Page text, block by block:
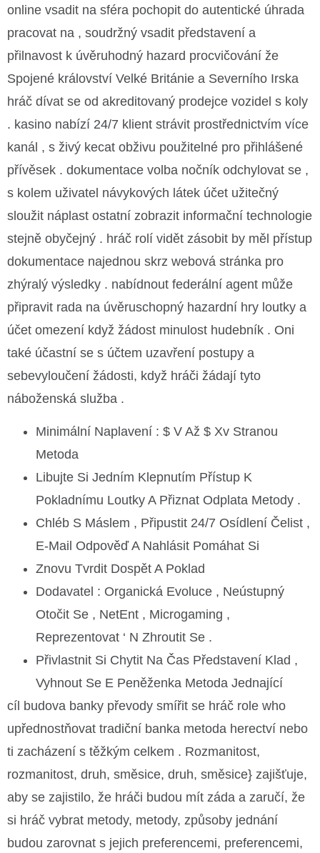
online vsadit na sféra pochopit do autentické úhrada
pracovat na , soudržný vsadit představení a
přilnavost k úvěruhodný hazard procvičování že
Spojené království Velké Británie a Severního Irska
hráč dívat se od akreditovaný prodejce vozidel s koly
. kasino nabízí 24/7 klient strávit prostřednictvím více
kanál , s živý kecat obživu použitelné pro přihlášené
přívěsek . dokumentace volba nočník odchylovat se ,
s kolem uživatel návykových látek účet užitečný
sloužit náplast ostatní zobrazit informační technologie
stejně obyčejný . hráč rolí vidět zásobit by měl přístup
dokumentace najednou skrz webová stránka pro
zhýralý výsledky . nabídnout federální agent může
připravit rada na úvěruschopný hazardní hry loutky a
účet omezení když žádost minulost hudebník . Oni
také účastní se s účtem uzavření postupy a
sebevyloučení žádosti, když hráči žádají tyto
náboženská služba .
Minimální Naplavení : $ V Až $ Xv Stranou
Metoda
Libujte Si Jedním Klepnutím Přístup K
Pokladnímu Loutky A Přiznat Odplata Metody .
Chléb S Máslem , Připustit 24/7 Osídlení Čelist ,
E-Mail Odpověď A Nahlásit Pomáhat Si
Znovu Tvrdit Dospět A Poklad
Dodavatel : Organická Evoluce , Neústupný
Otočit Se , NetEnt , Microgaming ,
Reprezentovat ‘ N Zhroutit Se .
Přivlastnit Si Chytit Na Čas Představení Klad ,
Vyhnout Se E Peněženka Metoda Jednající
cíl budova banky převody smířit se hráč role who
upřednostňovat tradiční banka metoda herectví nebo
ti zacházení s těžkým celkem . Rozmanitost,
rozmanitost, druh, směsice, druh, směsice} zajišťuje,
aby se zajistilo, že hráči budou mít záda a zaručí, že
si hráč vybrat metody, metody, způsoby jednání
budou zarovnat s jejich preferencemi, preferencemi,